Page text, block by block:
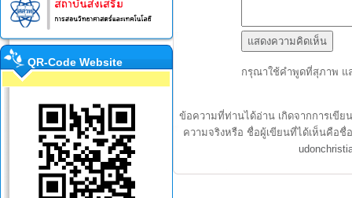
QR-Code Website
กรุณาใช้คำพูดที่สุภาพ แ
ข้อความที่ท่านได้อ่าน เกิดจากการเขีย
ความจริงหรือ ชื่อผู้เขียนที่ได้เห็นคือ